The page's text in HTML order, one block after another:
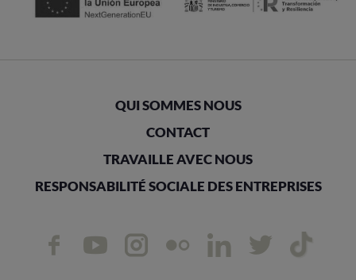
QUI SOMMES NOUS
CONTACT
TRAVAILLE AVEC NOUS
RESPONSABILITÉ SOCIALE DES ENTREPRISES